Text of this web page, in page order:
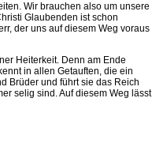
Wir brauchen also um unsere
Glaubenden ist schon
der uns auf diesem Weg voraus
Heiterkeit. Denn am Ende
in allen Getauften, die ein
Brüder und führt sie das Reich
selig sind. Auf diesem Weg lässt